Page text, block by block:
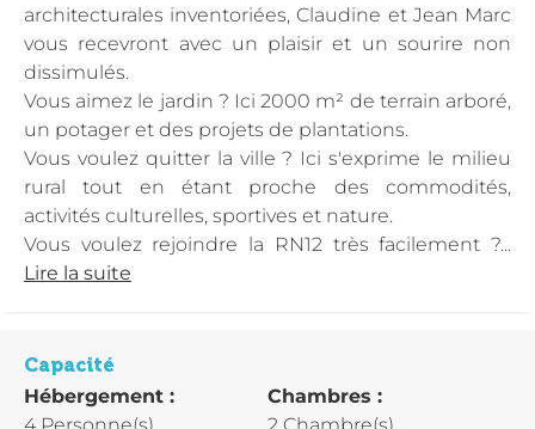
architecturales inventoriées, Claudine et Jean Marc
vous recevront avec un plaisir et un sourire non
dissimulés.
Vous aimez le jardin ? Ici 2000 m² de terrain arboré,
un potager et des projets de plantations.
Vous voulez quitter la ville ? Ici s'exprime le milieu
rural tout en étant proche des commodités,
activités culturelles, sportives et nature.
Vous voulez rejoindre la RN12 très facilement ?...
Lire la suite
Capacité
Hébergement :
4 Personne(s)
Chambres :
2 Chambre(s)